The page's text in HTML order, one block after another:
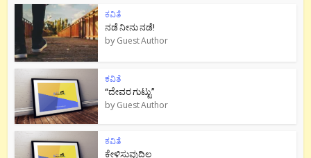
ಕವಿತೆ
ನಡೆ ನೀನು‌ ನಡೆ!
byGuest Author
ಕವಿತೆ
“ದೇವರ ಗುಟ್ಟು”
byGuest Author
ಕವಿತೆ
ಕೇಳಿಸುವುದಿಲ್ಲ